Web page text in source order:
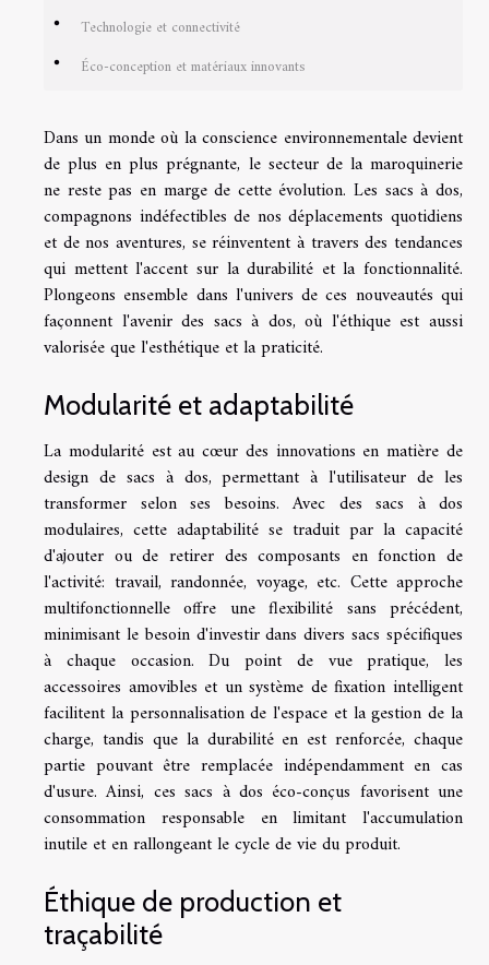
Technologie et connectivité
Éco-conception et matériaux innovants
Dans un monde où la conscience environnementale devient
de plus en plus prégnante, le secteur de la maroquinerie
ne reste pas en marge de cette évolution. Les sacs à dos,
compagnons indéfectibles de nos déplacements quotidiens
et de nos aventures, se réinventent à travers des tendances
qui mettent l'accent sur la durabilité et la fonctionnalité.
Plongeons ensemble dans l'univers de ces nouveautés qui
façonnent l'avenir des sacs à dos, où l'éthique est aussi
valorisée que l'esthétique et la praticité.
Modularité et adaptabilité
La modularité est au cœur des innovations en matière de
design de sacs à dos, permettant à l'utilisateur de les
transformer selon ses besoins. Avec des sacs à dos
modulaires, cette adaptabilité se traduit par la capacité
d'ajouter ou de retirer des composants en fonction de
l'activité: travail, randonnée, voyage, etc. Cette approche
multifonctionnelle offre une flexibilité sans précédent,
minimisant le besoin d'investir dans divers sacs spécifiques
à chaque occasion. Du point de vue pratique, les
accessoires amovibles et un système de fixation intelligent
facilitent la personnalisation de l'espace et la gestion de la
charge, tandis que la durabilité en est renforcée, chaque
partie pouvant être remplacée indépendamment en cas
d'usure. Ainsi, ces sacs à dos éco-conçus favorisent une
consommation responsable en limitant l'accumulation
inutile et en rallongeant le cycle de vie du produit.
Éthique de production et
traçabilité